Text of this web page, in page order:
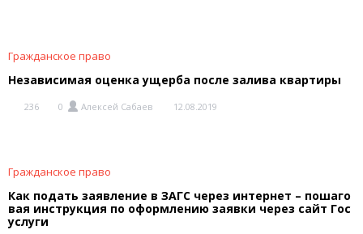
Гражданское право
Независимая оценка ущерба после залива квартиры
236 0 Алексей Сабаев 12.08.2019
Гражданское право
Как подать заявление в ЗАГС через интернет – пошаго
вая инструкция по оформлению заявки через сайт Гос
услуги